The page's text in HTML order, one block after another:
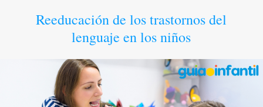
Reeducación de los trastornos del
lenguaje en los niños